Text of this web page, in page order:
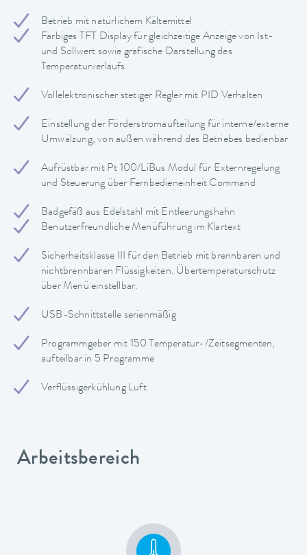
Betrieb mit natürlichem Kältemittel
Farbiges TFT Display für gleichzeitige Anzeige von Ist-
und Sollwert sowie grafische Darstellung des
Temperaturverlaufs
Vollelektronischer stetiger Regler mit PID Verhalten
Einstellung der Förderstromaufteilung für interne/externe
Umwälzung, von außen während des Betriebes bedienbar
Aufrüstbar mit Pt 100/LiBus Modul für Externregelung
und Steuerung über Fernbedieneinheit Command
Badgefäß aus Edelstahl mit Entleerungshahn
Benutzerfreundliche Menüführung im Klartext
Sicherheitsklasse III für den Betrieb mit brennbaren und
nichtbrennbaren Flüssigkeiten. Übertemperaturschutz
über Menü einstellbar.
USB-Schnittstelle serienmäßig
Programmgeber mit 150 Temperatur-/Zeitsegmenten,
aufteilbar in 5 Programme
Verflüssigerkühlung Luft
Arbeitsbereich